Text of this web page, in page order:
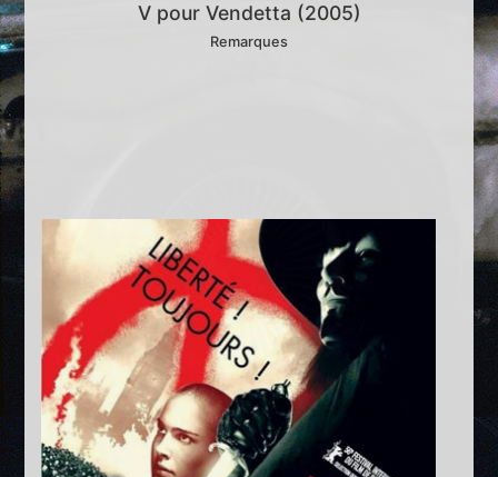
V pour Vendetta (2005)
Remarques